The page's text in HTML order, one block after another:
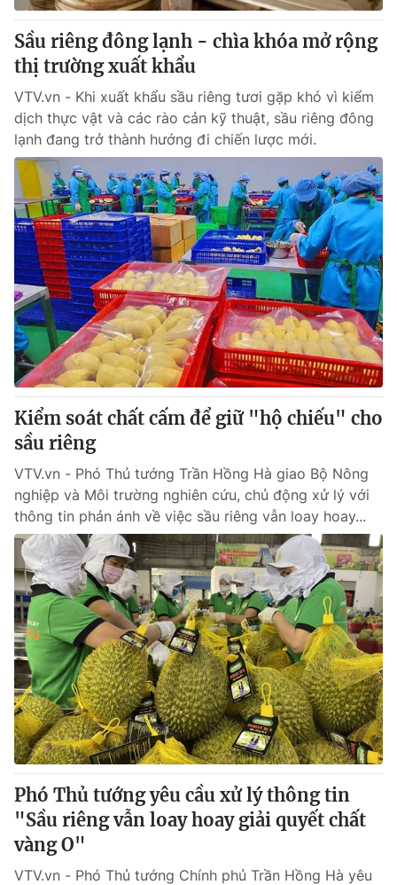
Sầu riêng đông lạnh - chìa khóa mở rộng
thị trường xuất khẩu
VTV.vn - Khi xuất khẩu sầu riêng tươi gặp khó vì kiểm
dịch thực vật và các rào cản kỹ thuật, sầu riêng đông
lạnh đang trở thành hướng đi chiến lược mới.
Kiểm soát chất cấm để giữ "hộ chiếu" cho
sầu riêng
VTV.vn - Phó Thủ tướng Trần Hồng Hà giao Bộ Nông
nghiệp và Môi trường nghiên cứu, chủ động xử lý với
thông tin phản ánh về việc sầu riêng vẫn loay hoay...
Phó Thủ tướng yêu cầu xử lý thông tin
"Sầu riêng vẫn loay hoay giải quyết chất
vàng O"
VTV.vn - Phó Thủ tướng Chính phủ Trần Hồng Hà yêu